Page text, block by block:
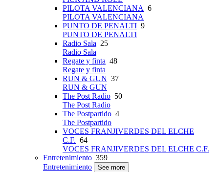
PILOTA VALENCIANA 6
PILOTA VALENCIANA
PUNTO DE PENALTI 9
PUNTO DE PENALTI
Radio Sala 25
Radio Sala
Regate y finta 48
Regate y finta
RUN & GUN 37
RUN & GUN
The Post Radio 50
The Post Radio
The Postpartido 4
The Postpartido
VOCES FRANJIVERDES DEL ELCHE
C.F. 64
VOCES FRANJIVERDES DEL ELCHE C.F.
Entretenimiento 359
Entretenimiento
See more